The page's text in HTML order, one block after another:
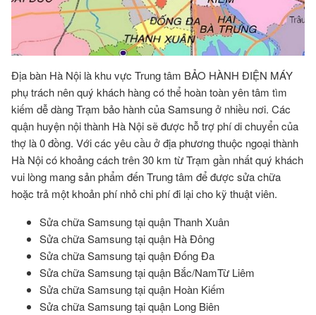
Địa bàn Hà Nội là khu vực Trung tâm BẢO HÀNH ĐIỆN MÁY
phụ trách nên quý khách hàng có thể hoàn toàn yên tâm tìm
kiếm dễ dàng Trạm bảo hành của Samsung ở nhiều nơi. Các
quận huyện nội thành Hà Nội sẽ được hỗ trợ phí di chuyển của
thợ là 0 đồng. Với các yêu cầu ở địa phương thuộc ngoại thành
Hà Nội có khoảng cách trên 30 km từ Trạm gần nhất quý khách
vui lòng mang sản phẩm đến Trung tâm để được sửa chữa
hoặc trả một khoản phí nhỏ chi phí đi lại cho kỹ thuật viên.
Sửa chữa Samsung tại quận Thanh Xuân
Sửa chữa Samsung tại quận Hà Đông
Sửa chữa Samsung tại quận Đống Đa
Sửa chữa Samsung tại quận Bắc/NamTừ Liêm
Sửa chữa Samsung tại quận Hoàn Kiếm
Sửa chữa Samsung tại quận Long Biên